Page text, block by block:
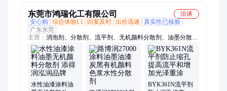
东莞市鸿瑞化工有限公司
洽谈
安心购
综合体验L1 回复及时 出价迅速
真实性已核验
广东东莞
主营： 消泡剂、分散剂、流平剂、无机颜料分散剂、油墨分散
剂、油墨消泡剂、润湿剂、抗油剂、水性消泡剂、水性分散剂、
水性润湿剂、水性流平剂、水性抗油剂、碳黑分散剂、颜料分散
剂、降粘分散剂、有机颜料分散剂、增硬耐磨抗刮剂、防浮色分
散剂、涂料分散剂、涂料消泡剂、硅油、农用展渗剂、农用增效
剂、防发花助剂
水性油漆涂料油
BYK361N流平剂